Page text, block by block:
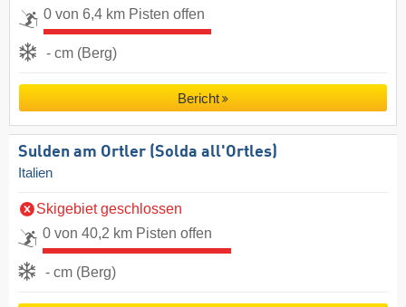
0 von 6,4 km Pisten offen
- cm (Berg)
Bericht
Sulden am Ortler (Solda all'Ortles)
Italien
Skigebiet geschlossen
0 von 40,2 km Pisten offen
- cm (Berg)